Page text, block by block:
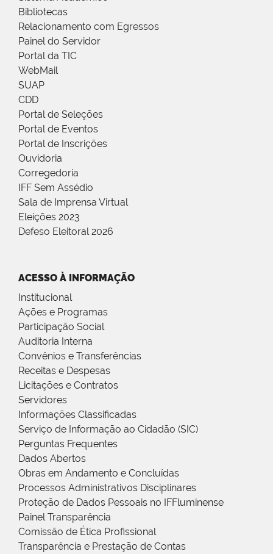
Bibliotecas
Relacionamento com Egressos
Painel do Servidor
Portal da TIC
WebMail
SUAP
CDD
Portal de Seleções
Portal de Eventos
Portal de Inscrições
Ouvidoria
Corregedoria
IFF Sem Assédio
Sala de Imprensa Virtual
Eleições 2023
Defeso Eleitoral 2026
ACESSO À INFORMAÇÃO
Institucional
Ações e Programas
Participação Social
Auditoria Interna
Convênios e Transferências
Receitas e Despesas
Licitações e Contratos
Servidores
Informações Classificadas
Serviço de Informação ao Cidadão (SIC)
Perguntas Frequentes
Dados Abertos
Obras em Andamento e Concluídas
Processos Administrativos Disciplinares
Proteção de Dados Pessoais no IFFluminense
Painel Transparência
Comissão de Ética Profissional
Transparência e Prestação de Contas